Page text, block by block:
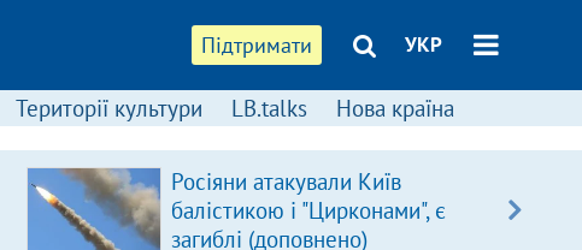
Підтримати УКР
Території культури LB.talks Нова країна
Росіяни атакували Київ
балістикою і "Цирконами", є
загиблі (доповнено)